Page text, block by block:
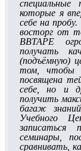
специальные
которые я
себе на
восторг от
BBTAPE
получать
(подъёмную)
том, чтобы
посвящена
себе, но и
получить
багаж
Учебного
семинары,
сравнивать,